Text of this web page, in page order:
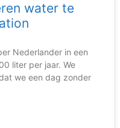
water te
Nederlander in een
liter per jaar. We
we een dag zonder